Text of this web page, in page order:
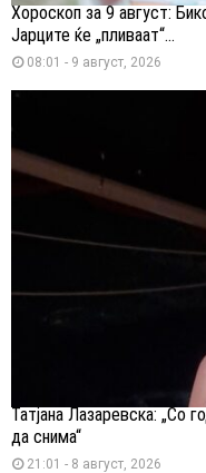
Хороскоп за 9 август:
Јарците ќе „пливаат“...
08:01 - 9 август, 2026
Татјана Лазаревска: „Со
да снима“
21:01 - 8 август, 2026